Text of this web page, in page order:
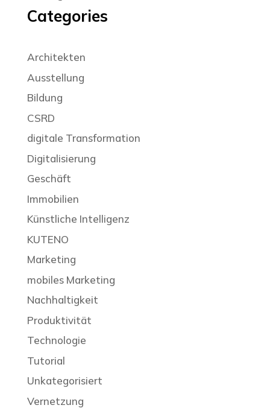
Categories
Architekten
Ausstellung
Bildung
CSRD
digitale Transformation
Digitalisierung
Geschäft
Immobilien
Künstliche Intelligenz
KUTENO
Marketing
mobiles Marketing
Nachhaltigkeit
Produktivität
Technologie
Tutorial
Unkategorisiert
Vernetzung